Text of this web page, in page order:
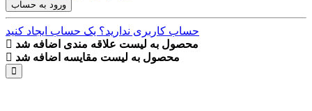
ورود به حساب
حساب کاربری ندارید؟ یک حساب ایجاد کنید
محصول به لیست علاقه مندی اضافه شد
محصول به لیست مقایسه اضافه شد